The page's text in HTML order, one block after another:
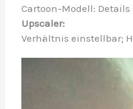
Cartoon-Modell:
Upscaler:
Verhältnis einstellbar;